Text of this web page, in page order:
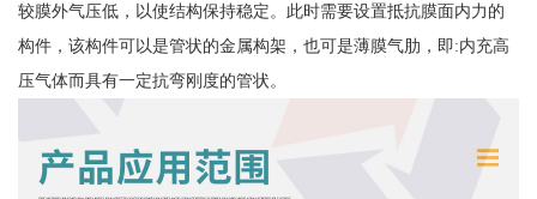
较膜外气压低，以使结构保持稳定。此时需要设置抵抗膜面内力的
构件，该构件可以是管状的金属构架，也可是薄膜气肋，即:内充高
压气体而具有一定抗弯刚度的管状。